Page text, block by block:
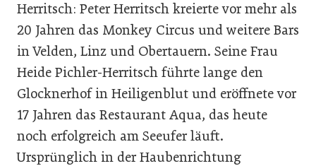
Herritsch: Peter Herritsch kreierte vor mehr als
20 Jahren das Monkey Circus und weitere Bars
in Velden, Linz und Obertauern. Seine Frau
Heide Pichler-Herritsch führte lange den
Glocknerhof in Heiligenblut und eröffnete vor
17 Jahren das Restaurant Aqua, das heute
noch erfolgreich am Seeufer läuft.
Ursprünglich in der Haubenrichtung